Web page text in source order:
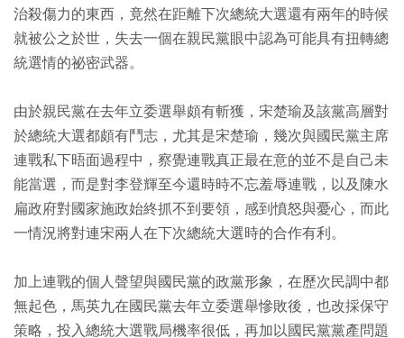
治殺傷力的東西，竟然在距離下次總統大選還有兩年的時候
就被公之於世，失去一個在親民黨眼中認為可能具有扭轉總
統選情的祕密武器。
由於親民黨在去年立委選舉頗有斬獲，宋楚瑜及該黨高層對
於總統大選都頗有鬥志，尤其是宋楚瑜，幾次與國民黨主席
連戰私下晤面過程中，察覺連戰真正最在意的並不是自己未
能當選，而是對李登輝至今還時時不忘羞辱連戰，以及陳水
扁政府對國家施政始終抓不到要領，感到憤怒與憂心，而此
一情況將對連宋兩人在下次總統大選時的合作有利。
加上連戰的個人聲望與國民黨的政黨形象，在歷次民調中都
無起色，馬英九在國民黨去年立委選舉慘敗後，也改採保守
策略，投入總統大選戰局機率很低，再加以國民黨黨產問題